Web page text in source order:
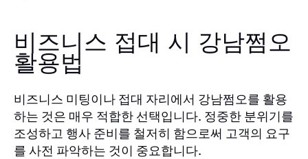
비즈니스 접대 시 강남쩜오
활용법
비즈니스 미팅이나 접대 자리에서 강남쩜오를 활용
하는 것은 매우 적합한 선택입니다. 정중한 분위기를
조성하고 행사 준비를 철저히 함으로써 고객의 요구
를 사전 파악하는 것이 중요합니다.